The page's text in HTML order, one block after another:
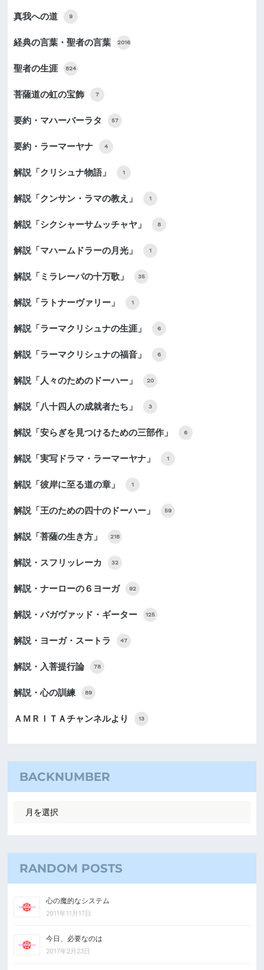
真我への道 9
経典の言葉・聖者の言葉 2016
聖者の生涯 824
菩薩道の虹の宝飾 7
要約・マハーバーラタ 57
要約・ラーマーヤナ 4
解説「クリシュナ物語」 1
解説「クンサン・ラマの教え」 1
解説「シクシャーサムッチャヤ」 8
解説「マハームドラーの月光」 1
解説「ミラレーパの十万歌」 35
解説「ラトナーヴァリー」 1
解説「ラーマクリシュナの生涯」 6
解説「ラーマクリシュナの福音」 6
解説「人々のためのドーハー」 20
解説「八十四人の成就者たち」 3
解説「安らぎを見つけるための三部作」 6
解説「実写ドラマ・ラーマーヤナ」 1
解説「彼岸に至る道の章」 1
解説「王のための四十のドーハー」 59
解説「菩薩の生き方」 218
解説・スフリッレーカ 32
解説・ナーローの６ヨーガ 92
解説・バガヴァッド・ギーター 125
解説・ヨーガ・スートラ 47
解説・入菩提行論 78
解説・心の訓練 89
ＡＭＲＩＴＡチャンネルより 13
BACKNUMBER
RANDOM POSTS
心の魔的なシステム
2011年11月17日
今日、必要なのは
2017年2月23日